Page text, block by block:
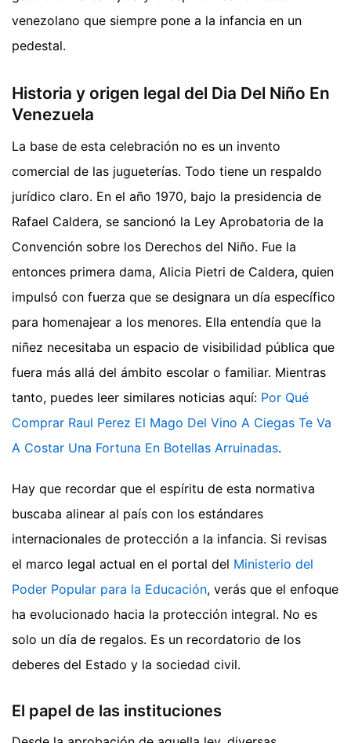
venezolano que siempre pone a la infancia en un
pedestal.
Historia y origen legal del Dia Del Niño En
Venezuela
La base de esta celebración no es un invento
comercial de las jugueterías. Todo tiene un respaldo
jurídico claro. En el año 1970, bajo la presidencia de
Rafael Caldera, se sancionó la Ley Aprobatoria de la
Convención sobre los Derechos del Niño. Fue la
entonces primera dama, Alicia Pietri de Caldera, quien
impulsó con fuerza que se designara un día específico
para homenajear a los menores. Ella entendía que la
niñez necesitaba un espacio de visibilidad pública que
fuera más allá del ámbito escolar o familiar. Mientras
tanto, puedes leer similares noticias aquí: Por Qué
Comprar Raul Perez El Mago Del Vino A Ciegas Te Va
A Costar Una Fortuna En Botellas Arruinadas.
Hay que recordar que el espíritu de esta normativa
buscaba alinear al país con los estándares
internacionales de protección a la infancia. Si revisas
el marco legal actual en el portal del Ministerio del
Poder Popular para la Educación, verás que el enfoque
ha evolucionado hacia la protección integral. No es
solo un día de regalos. Es un recordatorio de los
deberes del Estado y la sociedad civil.
El papel de las instituciones